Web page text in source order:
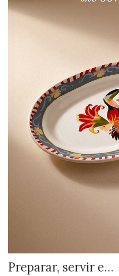
Preparar, servir e…